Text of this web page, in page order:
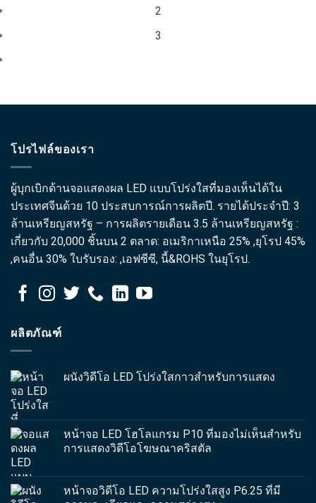
2
3
โปรไฟล์ของเรา
ผู้บุกเบิกด้านจอแสดงผล LED แบบโปร่งใสที่มองเห็นได้ใน
ประเทศจีนด้วย 10 ประสบการณ์การผลิตปี. รายได้ประจำปี: 3
ล้านเหรียญสหรัฐ – การผลิตรายเดือน 3.5 ล้านเหรียญสหรัฐ :
เกี่ยวกับ 20,000 ชิ้นบน 2 ตลาด: อเมริกาเหนือ 25% ,ยุโรป 45%
,คนอื่น 30% ใบรับรอง: ,เอฟซีซี, นี้&ROHS ในยุโรป.
ผลิตภัณฑ์
ผนังวิดีโอ LED โปร่งใสกาวสำหรับการแสดง
หน้าจอ LED โฮโลแกรม P10 ที่มองไม่เห็นสำหรับ
การแสดงวิดีโอโฆษณาคริสตัล
หน้าจอวิดีโอ LED ความโปร่งใสสูง P6.25 ที่มี